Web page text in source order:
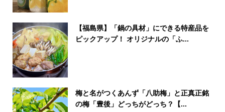
【福島県】「鍋の具材」にできる特産品を
ピックアップ！ オリジナルの「ふ...
梅と名がつくあんず「八助梅」と正真正銘
の梅「豊後」どっちがどっち？【...